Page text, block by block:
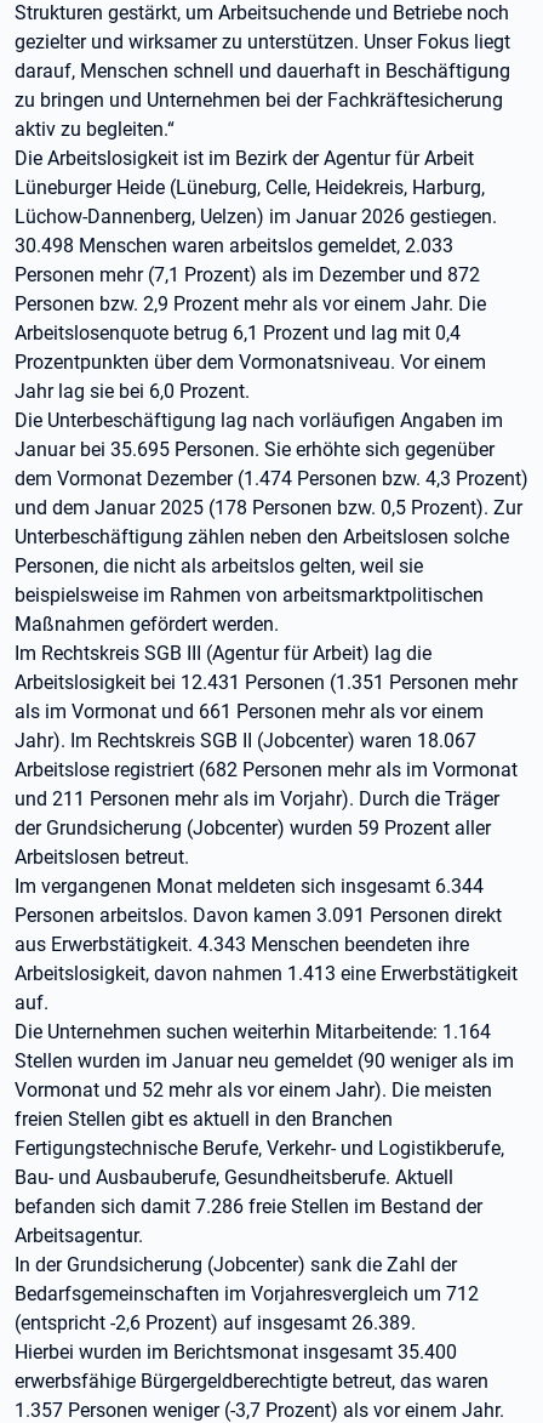
Strukturen gestärkt, um Arbeitsuchende und Betriebe noch
gezielter und wirksamer zu unterstützen. Unser Fokus liegt
darauf, Menschen schnell und dauerhaft in Beschäftigung
zu bringen und Unternehmen bei der Fachkräftesicherung
aktiv zu begleiten.“
Die Arbeitslosigkeit ist im Bezirk der Agentur für Arbeit
Lüneburger Heide (Lüneburg, Celle, Heidekreis, Harburg,
Lüchow-Dannenberg, Uelzen) im Januar 2026 gestiegen.
30.498 Menschen waren arbeitslos gemeldet, 2.033
Personen mehr (7,1 Prozent) als im Dezember und 872
Personen bzw. 2,9 Prozent mehr als vor einem Jahr. Die
Arbeitslosenquote betrug 6,1 Prozent und lag mit 0,4
Prozentpunkten über dem Vormonatsniveau. Vor einem
Jahr lag sie bei 6,0 Prozent.
Die Unterbeschäftigung lag nach vorläufigen Angaben im
Januar bei 35.695 Personen. Sie erhöhte sich gegenüber
dem Vormonat Dezember (1.474 Personen bzw. 4,3 Prozent)
und dem Januar 2025 (178 Personen bzw. 0,5 Prozent). Zur
Unterbeschäftigung zählen neben den Arbeitslosen solche
Personen, die nicht als arbeitslos gelten, weil sie
beispielsweise im Rahmen von arbeitsmarktpolitischen
Maßnahmen gefördert werden.
Im Rechtskreis SGB III (Agentur für Arbeit) lag die
Arbeitslosigkeit bei 12.431 Personen (1.351 Personen mehr
als im Vormonat und 661 Personen mehr als vor einem
Jahr). Im Rechtskreis SGB II (Jobcenter) waren 18.067
Arbeitslose registriert (682 Personen mehr als im Vormonat
und 211 Personen mehr als im Vorjahr). Durch die Träger
der Grundsicherung (Jobcenter) wurden 59 Prozent aller
Arbeitslosen betreut.
Im vergangenen Monat meldeten sich insgesamt 6.344
Personen arbeitslos. Davon kamen 3.091 Personen direkt
aus Erwerbstätigkeit. 4.343 Menschen beendeten ihre
Arbeitslosigkeit, davon nahmen 1.413 eine Erwerbstätigkeit
auf.
Die Unternehmen suchen weiterhin Mitarbeitende: 1.164
Stellen wurden im Januar neu gemeldet (90 weniger als im
Vormonat und 52 mehr als vor einem Jahr). Die meisten
freien Stellen gibt es aktuell in den Branchen
Fertigungstechnische Berufe, Verkehr- und Logistikberufe,
Bau- und Ausbauberufe, Gesundheitsberufe. Aktuell
befanden sich damit 7.286 freie Stellen im Bestand der
Arbeitsagentur.
In der Grundsicherung (Jobcenter) sank die Zahl der
Bedarfsgemeinschaften im Vorjahresvergleich um 712
(entspricht -2,6 Prozent) auf insgesamt 26.389.
Hierbei wurden im Berichtsmonat insgesamt 35.400
erwerbsfähige Bürgergeldberechtigte betreut, das waren
1.357 Personen weniger (-3,7 Prozent) als vor einem Jahr.